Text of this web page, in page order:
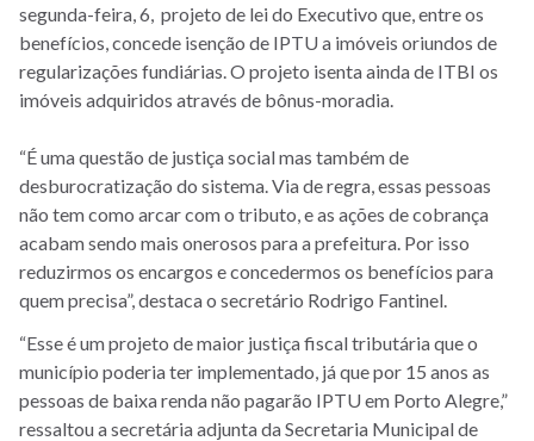
segunda-feira, 6, projeto de lei do Executivo que, entre os
benefícios, concede isenção de IPTU a imóveis oriundos de
regularizações fundiárias. O projeto isenta ainda de ITBI os
imóveis adquiridos através de bônus-moradia.
“É uma questão de justiça social mas também de
desburocratização do sistema. Via de regra, essas pessoas
não tem como arcar com o tributo, e as ações de cobrança
acabam sendo mais onerosos para a prefeitura. Por isso
reduzirmos os encargos e concedermos os benefícios para
quem precisa”, destaca o secretário Rodrigo Fantinel.
“Esse é um projeto de maior justiça fiscal tributária que o
município poderia ter implementado, já que por 15 anos as
pessoas de baixa renda não pagarão IPTU em Porto Alegre,”
ressaltou a secretária adjunta da Secretaria Municipal de